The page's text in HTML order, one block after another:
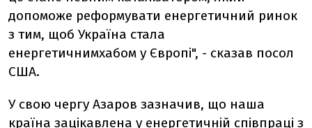
допоможе реформувати енергетичний ринок
з тим, щоб Україна стала
енергетичнимхабом у Європі", - сказав посол
США.
У свою чергу Азаров зазначив, що наша
країна зацікавлена у енергетичній співпраці з